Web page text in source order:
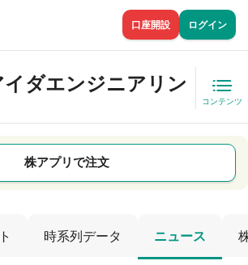
口座開設 ログイン
イダエンジニアリン
コンテンツ
株アプリで注文
時系列データ ニュース